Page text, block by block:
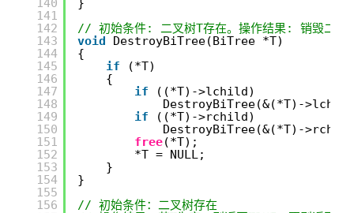
140
141
142
143
144
145
146
147
148
149
150
151
152
153
154
155
156
}
// 初始条件: 二叉树T存在。操作结果: 销毁二
void
DestroyBiTree(BiTree *T)
{
if
(*T)
{
if
((*T)->lchild)
DestroyBiTree(&(*T)-
if
((*T)->rchild)
DestroyBiTree(&(*T)-
free(*T);
*T = NULL;
}
}
// 初始条件：二叉树存在